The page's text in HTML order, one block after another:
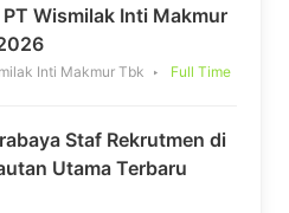
Wismilak Inti Makmur
Inti Makmur Tbk Full Time
Staf Rekrutmen di
Utama Terbaru